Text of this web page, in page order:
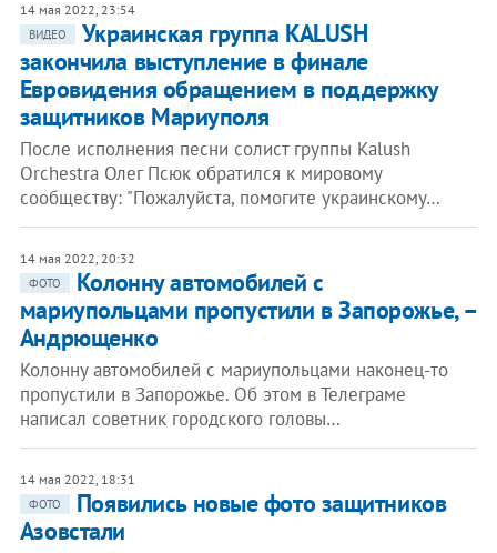
14 мая 2022, 23:54
ВИДЕО
Украинская группа KALUSH
закончила выступление в финале
Евровидения обращением в поддержку
защитников Мариуполя
После исполнения песни солист группы Kalush
Orchestra Олег Псюк обратился к мировому
сообществу: "Пожалуйста, помогите украинскому…
14 мая 2022, 20:32
ФОТО
Колонну автомобилей с
мариупольцами пропустили в Запорожье, –
Андрющенко
Колонну автомобилей с мариупольцами наконец-то
пропустили в Запорожье. Об этом в Телеграме
написал советник городского головы…
14 мая 2022, 18:31
ФОТО
Появились новые фото защитников
Азовстали